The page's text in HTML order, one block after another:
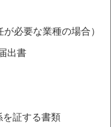
が必要な業種の場合）
出書
証する書類